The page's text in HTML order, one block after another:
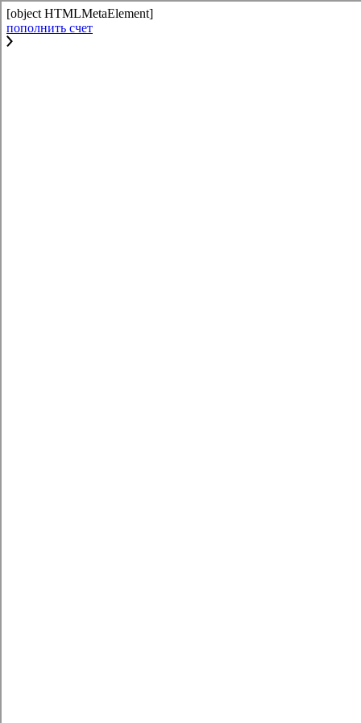
[object HTMLMetaElement]
пополнить счет